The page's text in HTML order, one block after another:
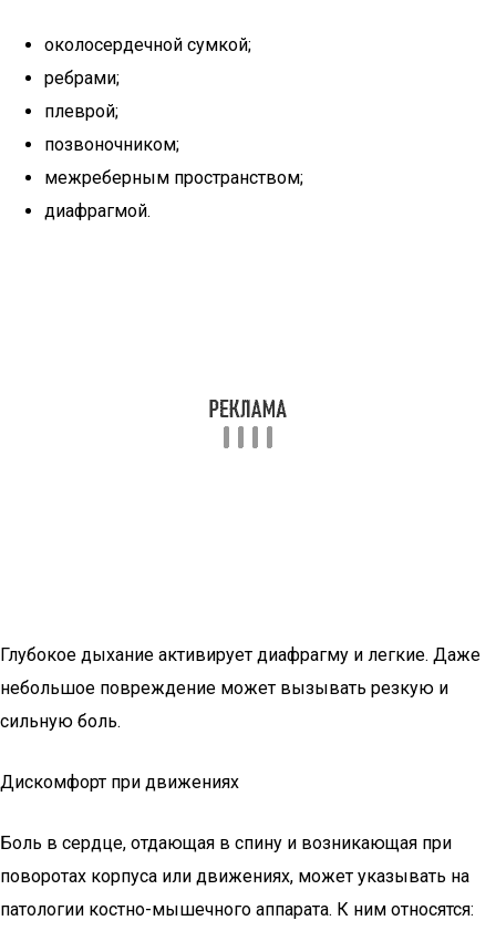
околосердечной сумкой;
ребрами;
плеврой;
позвоночником;
межреберным пространством;
диафрагмой.
Глубокое дыхание активирует диафрагму и легкие. Даже
небольшое повреждение может вызывать резкую и
сильную боль.
Дискомфорт при движениях
Боль в сердце, отдающая в спину и возникающая при
поворотах корпуса или движениях, может указывать на
патологии костно-мышечного аппарата. К ним относятся: